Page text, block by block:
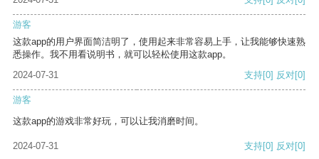
游客
这款app的用户界面简洁明了，使用起来非常容易上手，让我能够快速熟
悉操作。我不用看说明书，就可以轻松使用这款app。
2024-07-31
支持[0] 反对[0]
游客
这款app的游戏非常好玩，可以让我消磨时间。
2024-07-31 支持[0] 反对[0]